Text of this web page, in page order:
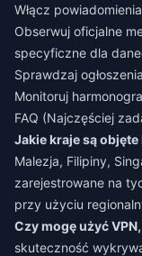
Włącz
Obserwuj oficjalne
specyficzne dla
Sprawdzaj
Monitoruj
FAQ (Najczęściej
Jakie kraje są
Malezja, Filipiny,
zarejestrowane na
przy użyciu
Czy mogę użyć
skuteczność